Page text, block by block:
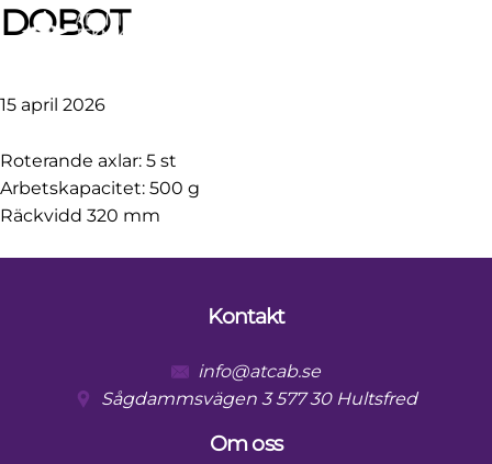
Skip
to
Skip
to
Skip
to
Skip
to
DOBOT
15 april 2026
Roterande axlar: 5 st
Arbetskapacitet: 500 g
Räckvidd 320 mm
Footer
Kontakt
info@atcab.se
Sågdammsvägen 3 577 30 Hultsfred
Om oss